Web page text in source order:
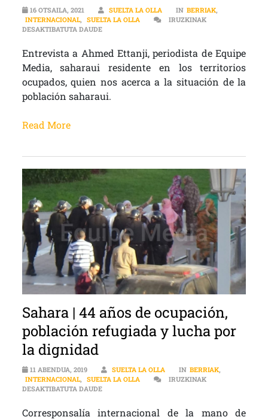
16 OTSAILA, 2021 SUELTA LA OLLA IN BERRIAK,
INTERNACIONAL, SUELTA LA OLLA
IRUZKINAK
DESAKTIBATUTA DAUDESÁHARA | “EL LOBBY DE COMUNICACIÓN
Entrevista a Ahmed Ettanji, periodista de Equipe
Media, saharaui residente en los territorios
ocupados, quien nos acerca a la situación de la
población saharaui.
Read More
Sahara | 44 años de ocupación,
población refugiada y lucha por
la dignidad
11 ABENDUA, 2019 SUELTA LA OLLA IN BERRIAK,
INTERNACIONAL, SUELTA LA OLLA
IRUZKINAK
DESAKTIBATUTA DAUDESAHARA | 44 AÑOS DE OCUPACIÓN, POBLACIÓN
Corresponsalía internacional de la mano de